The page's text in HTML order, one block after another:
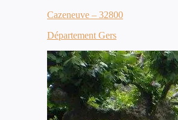
Cazeneuve – 32800
Département Gers